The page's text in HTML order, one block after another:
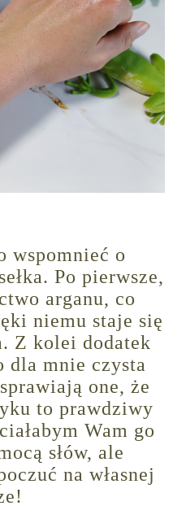
wspomnieć o
Po pierwsze,
arganu, co
niemu staje się
Z kolei dodatek
dla mnie czysta
one, że
to prawdziwy
Wam go
słów, ale
na własnej